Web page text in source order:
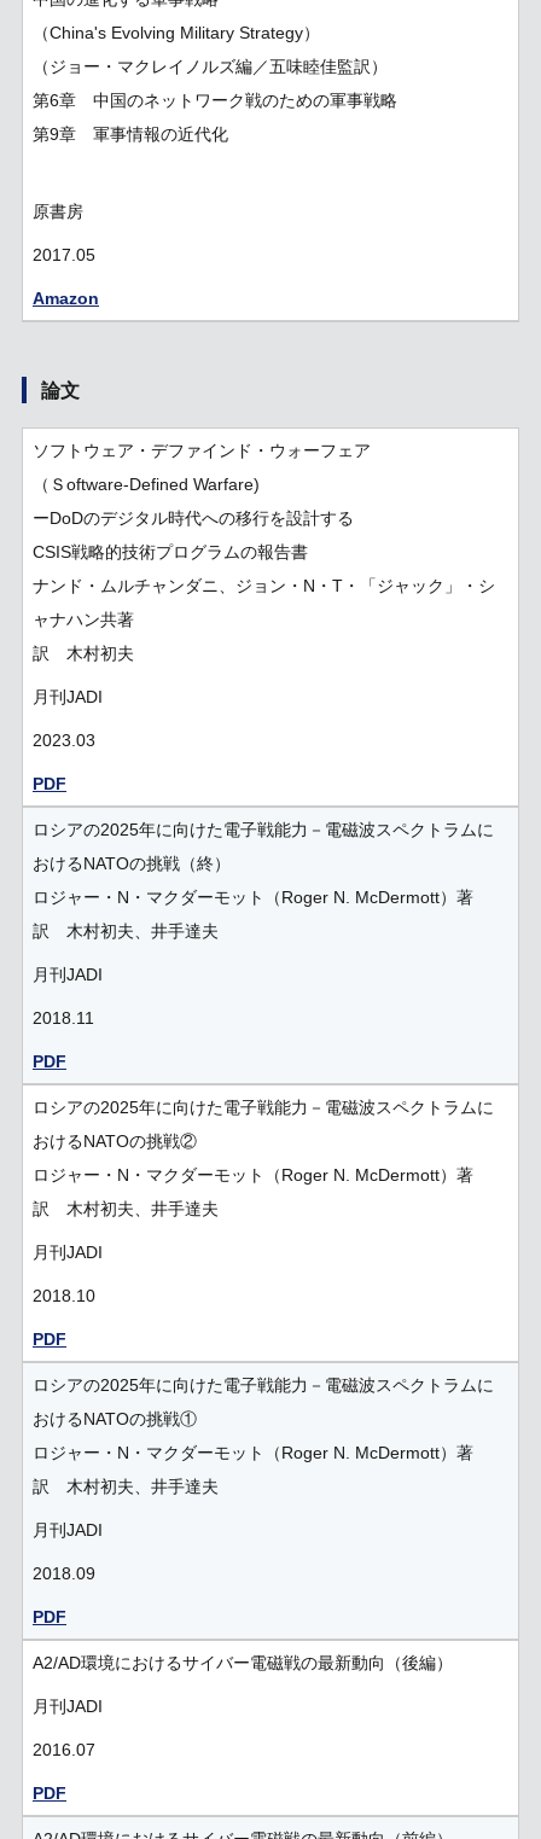
（China's Evolving Military Strategy）
（ジョー・マクレイノルズ編／五味睦佳監訳）
第6章 中国のネットワーク戦のための軍事戦略
第9章 軍事情報の近代化
原書房
2017.05
Amazon
論文
ソフトウェア・デファインド・ウォーフェア
（Ｓoftware-Defined Warfare)
ーDoDのデジタル時代への移行を設計する
CSIS戦略的技術プログラムの報告書
ナンド・ムルチャンダニ、ジョン・N・T・「ジャック」・シ
ャナハン共著
訳 木村初夫
月刊JADI
2023.03
PDF
ロシアの2025年に向けた電子戦能力－電磁波スペクトラムに
おけるNATOの挑戦（終）
ロジャー・N・マクダーモット（Roger N. McDermott）著
訳 木村初夫、井手達夫
月刊JADI
2018.11
PDF
ロシアの2025年に向けた電子戦能力－電磁波スペクトラムに
おけるNATOの挑戦②
ロジャー・N・マクダーモット（Roger N. McDermott）著
訳 木村初夫、井手達夫
月刊JADI
2018.10
PDF
ロシアの2025年に向けた電子戦能力－電磁波スペクトラムに
おけるNATOの挑戦①
ロジャー・N・マクダーモット（Roger N. McDermott）著
訳 木村初夫、井手達夫
月刊JADI
2018.09
PDF
A2/AD環境におけるサイバー電磁戦の最新動向（後編）
月刊JADI
2016.07
PDF